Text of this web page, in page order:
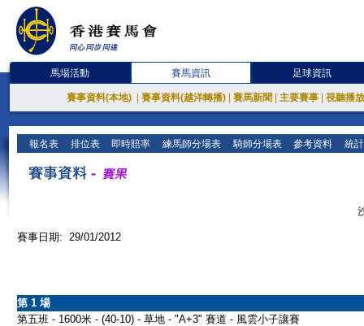
馬場活動 賽馬資訊 足球資訊
賽事資料(本地) 賽事資料(越洋轉播) 賽馬新聞 主要賽事 視聽播
報名表 排位表 即時賠率 練馬師分場表 騎師分場表 參考資料 統
賽事日期: 29/01/2012
第 1 場
第五班 - 1600米 - (40-10) - 草地 - "A+3" 賽道 - 風雲小子讓賽